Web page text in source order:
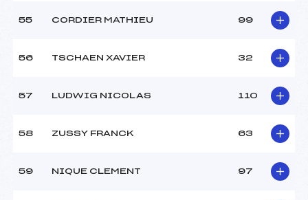
55 CORDIER MATHIEU 99
56 TSCHAEN XAVIER 32
57 LUDWIG NICOLAS 110
58 ZUSSY FRANCK 63
59 NIQUE CLEMENT 97